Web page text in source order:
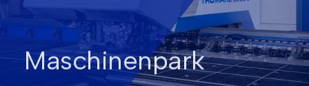
Maschinenpark